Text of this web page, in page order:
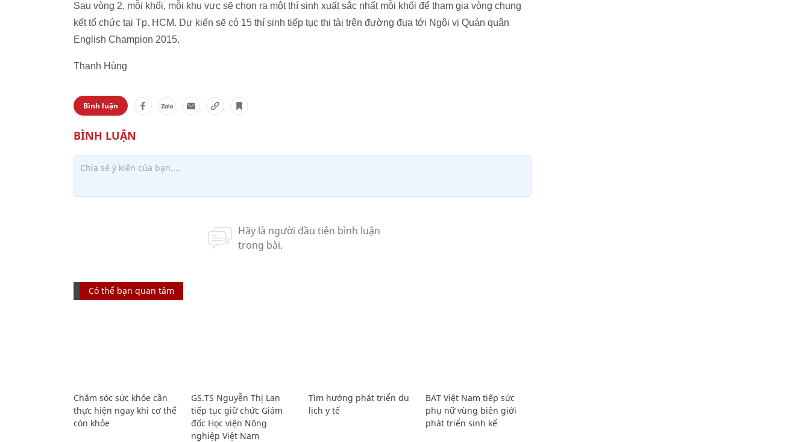
Sau vòng 2, mỗi khối, mỗi khu vực sẽ chọn ra một thí sinh xuất sắc nhất mỗi khối để tham gia vòng chung
kết tổ chức tại Tp. HCM. Dự kiến sẽ có 15 thí sinh tiếp tục thi tài trên đường đua tới Ngôi vị Quán quân
English Champion 2015.
Thanh Hùng
Bình luận
Có thể bạn quan tâm
Chăm sóc sức khỏe cần
thực hiện ngay khi cơ thể
còn khỏe
GS.TS Nguyễn Thị Lan
tiếp tục giữ chức Giám
đốc Học viện Nông
nghiệp Việt Nam
Tìm hướng phát triển du
lịch y tế
BAT Việt Nam tiếp sức
phụ nữ vùng biên giới
phát triển sinh kế